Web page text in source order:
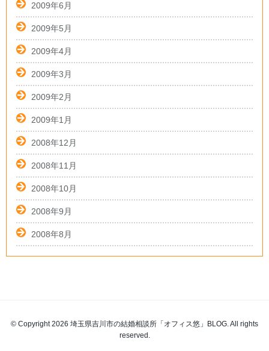
2009年6月
2009年5月
2009年4月
2009年3月
2009年2月
2009年1月
2008年12月
2008年11月
2008年10月
2008年9月
2008年8月
© Copyright 2026 埼玉県吉川市の結婚相談所「オフィス悠」BLOG. All rights
reserved.